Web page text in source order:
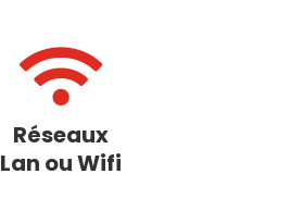

Réseaux
Lan ou Wifi